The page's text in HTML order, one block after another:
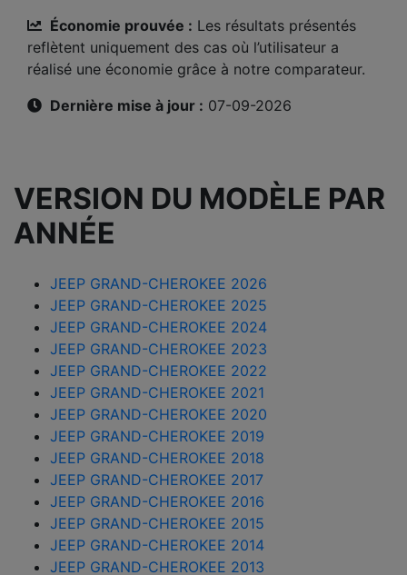
Économie prouvée : Les résultats présentés
reflètent uniquement des cas où l’utilisateur a
réalisé une économie grâce à notre comparateur.
Dernière mise à jour : 07-09-2026
VERSION DU MODÈLE PAR
ANNÉE
JEEP GRAND-CHEROKEE 2026
JEEP GRAND-CHEROKEE 2025
JEEP GRAND-CHEROKEE 2024
JEEP GRAND-CHEROKEE 2023
JEEP GRAND-CHEROKEE 2022
JEEP GRAND-CHEROKEE 2021
JEEP GRAND-CHEROKEE 2020
JEEP GRAND-CHEROKEE 2019
JEEP GRAND-CHEROKEE 2018
JEEP GRAND-CHEROKEE 2017
JEEP GRAND-CHEROKEE 2016
JEEP GRAND-CHEROKEE 2015
JEEP GRAND-CHEROKEE 2014
JEEP GRAND-CHEROKEE 2013